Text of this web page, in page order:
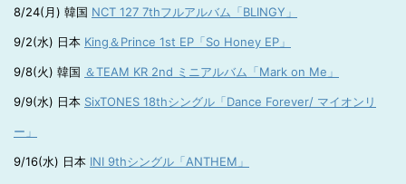
8/24(月) 韓国 NCT 127 7thフルアルバム「BLINGY」
9/2(水) 日本 King＆Prince 1st EP「So Honey EP」
9/8(火) 韓国 ＆TEAM KR 2nd ミニアルバム「Mark on Me」
9/9(水) 日本 SixTONES 18thシングル「Dance Forever/ マイオンリ
ー」
9/16(水) 日本 INI 9thシングル「ANTHEM」